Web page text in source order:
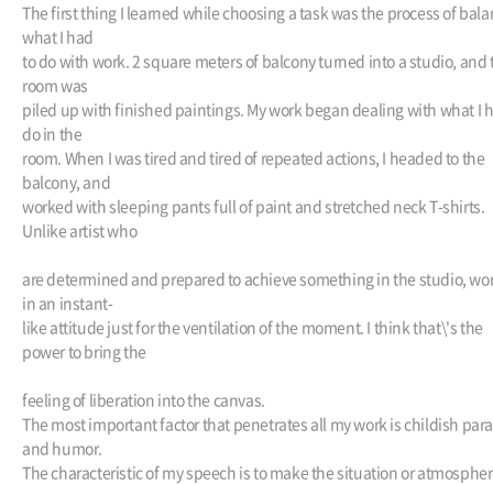
The first thing I learned while choosing a task was the process of
what I had
to do with work. 2 square meters of balcony turned into a studio, and
room was
piled up with finished paintings. My work began dealing with what I
do in the
room. When I was tired and tired of repeated actions, I headed to the
balcony, and
worked with sleeping pants full of paint and stretched neck T-shirts.
Unlike artist who
are determined and prepared to achieve something in the studio,
in an instant-
like attitude just for the ventilation of the moment. I think that\'s the
power to bring the
feeling of liberation into the canvas.
The most important factor that penetrates all my work is childish
and humor.
The characteristic of my speech is to make the situation or